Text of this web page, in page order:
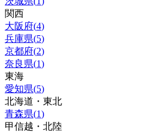
関西
大阪府(4)
兵庫県(5)
京都府(2)
奈良県(1)
東海
愛知県(5)
北海道・東北
青森県(1)
甲信越・北陸